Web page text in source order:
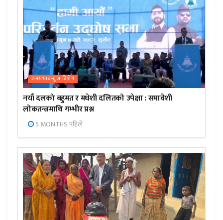
जनप्रभाबन्युज विशेष
नयाँ दलको बहुमत र मधेशी दलितको उपेक्षा : समावेशी
लोकतन्त्रमाथि गम्भीर प्रश्न
5 MONTHS पहिले